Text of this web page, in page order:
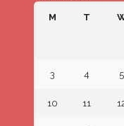
M T
3 4 5
10 11